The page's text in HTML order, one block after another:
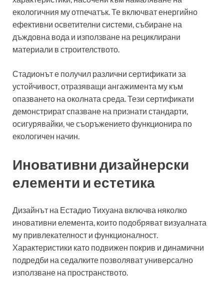
екологичния му отпечатък. Те включват енергийно
ефективни осветителни системи, събиране на
дъждовна вода и използване на рециклирани
материали в строителството.
Стадионът е получил различни сертификати за
устойчивост, отразяващи ангажимента му към
опазването на околната среда. Тези сертификати
демонстрират спазване на признати стандарти,
осигурявайки, че съоръжението функционира по
екологичен начин.
Иновативни дизайнерски
елементи и естетика
Дизайнът на Естадио Тихуана включва няколко
иновативни елемента, които подобряват визуалната
му привлекателност и функционалност.
Характеристики като подвижен покрив и динамични
подредби на седалките позволяват универсално
използване на пространството.